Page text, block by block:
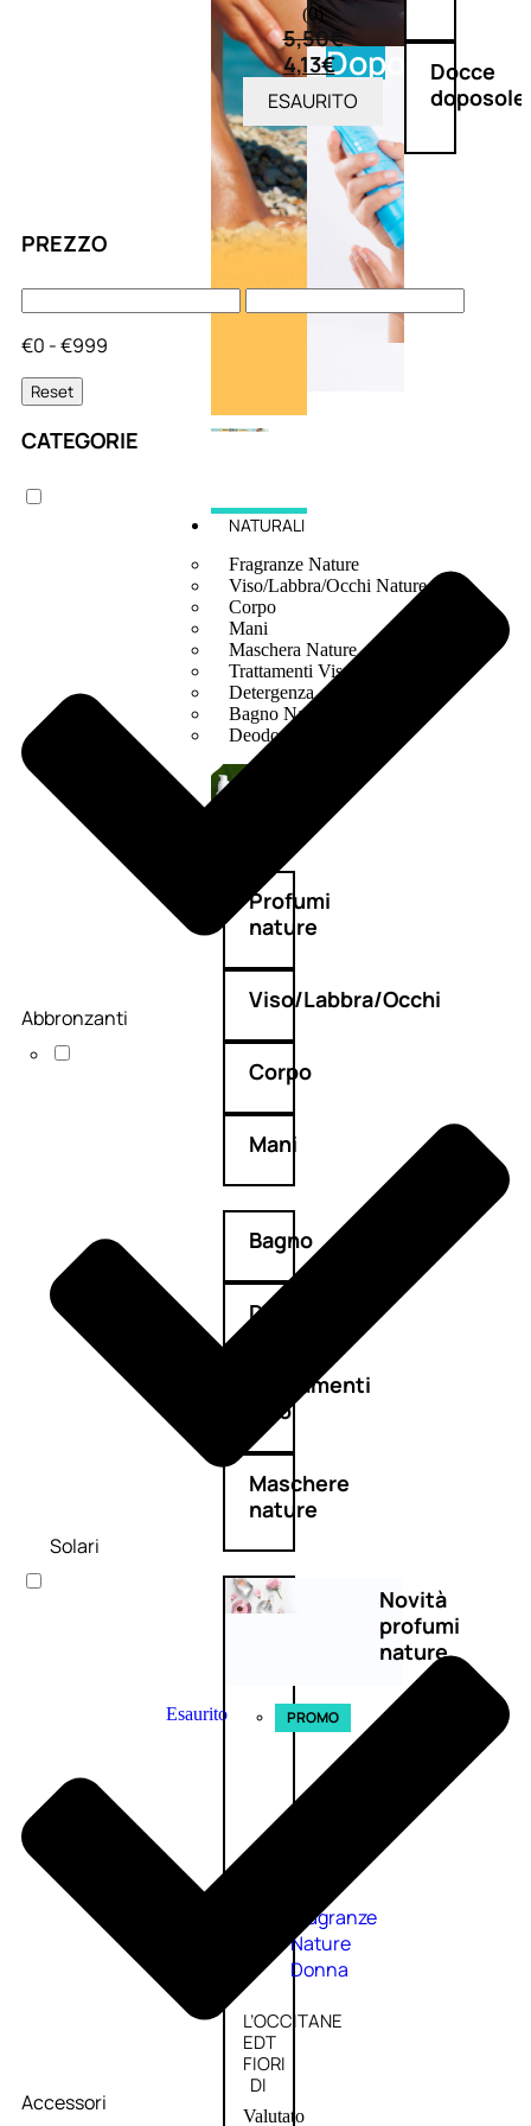
Doposole
Docce
doposole
NATURALI
Fragranze Nature
Viso/Labbra/Occhi Nature
Corpo
Mani
Maschera Nature
Trattamenti Viso
Detergenza
Bagno Nature
Deodoranti
Profumi
nature
Viso/Labbra/Occhi
Corpo
Mani
Bagno
Detergenza
Trattamenti
viso
Maschere
nature
Novità
profumi
nature
Esaurito PROMO
Fragranze
Nature
Donna
L’OCCITANE
EDT
FIORI
DI
Valutato
PREZZO
€0 - €999
Reset
CATEGORIE
Abbronzanti
Solari
Accessori
(0)
5,50€
4,13€
ESAURITO